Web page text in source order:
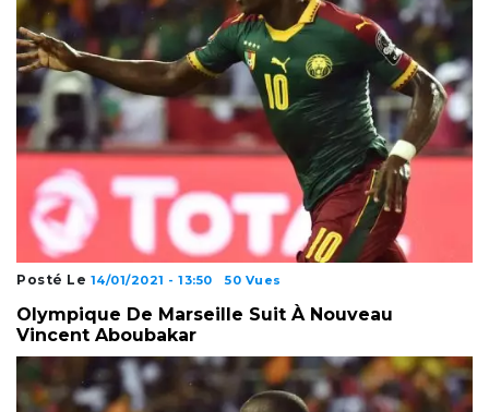
Posté Le 14/01/2021 - 13:50 50 Vues
Olympique De Marseille Suit À Nouveau
Vincent Aboubakar